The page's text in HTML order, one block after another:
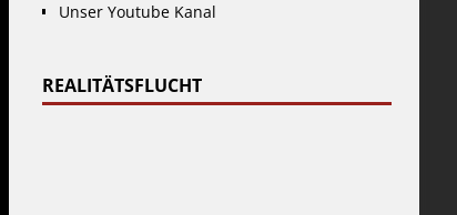
Unser Youtube Kanal
REALITÄTSFLUCHT